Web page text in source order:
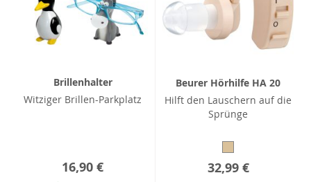
Brillenhalter
Witziger Brillen-Parkplatz
16,90 €
Beurer Hörhilfe HA 20
Hilft den Lauschern auf die
Sprünge
32,99 €